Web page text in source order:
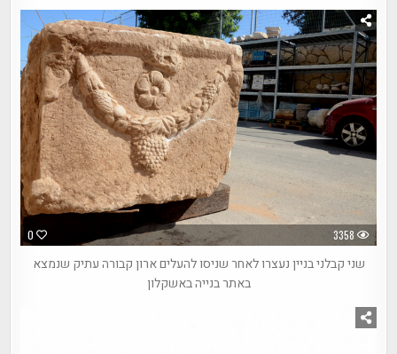
0 3358
שני קבלני בניין נעצרו לאחר שניסו להעלים ארון קבורה עתיק שנמצא
באתר בנייה באשקלון